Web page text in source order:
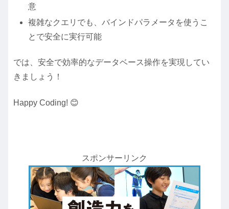
意
複雑なクエリでも、バインドパラメータを使うこ
とで安全に実行可能
では、安全で効率的なデータベース操作を実現してい
きましょう！
Happy Coding! 😊
スポンサーリンク